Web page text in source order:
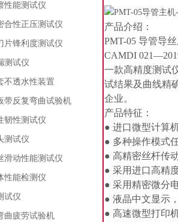
性能测试仪
合性正压测试仪
片锋利度测试仪
测试仪
不透水性装置
带反复弯曲试验机
韧性测试仪
测试仪
滑动性能测试仪
性能检测仪
试仪
曲疲劳试验机
产品介绍：
PMT-05 导管导
CAMDI
一款高精度测试
试结果及曲线精
企业。
产品特征：
● 进口微型计算
● 多种操作模式
● 高精密丝杆传
● 采用进口高精
● 采用精密微分
● 液晶中文显示
● 高速微型打印